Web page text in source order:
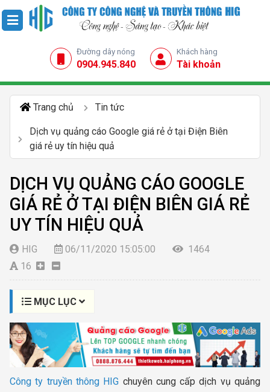
Đường dây nóng
0904.945.840
Khách hàng
Tài khoản
Trang chủ Tin tức
Dịch vụ quảng cáo Google giá rẻ ở tại Điện Biên
giá rẻ uy tín hiệu quả
DỊCH VỤ QUẢNG CÁO GOOGLE
GIÁ RẺ Ở TẠI ĐIỆN BIÊN GIÁ RẺ
UY TÍN HIỆU QUẢ
HIG 06/11/2020 15:05:00
1464
16
MỤC LỤC
Công ty truyền thông HIG chuyên cung cấp dịch vụ quảng